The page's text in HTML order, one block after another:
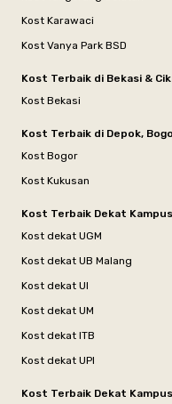
Kost Karawaci
Kost Vanya Park BSD
Kost Terbaik di Bekasi &
Kost Bekasi
Kost Terbaik di Depok,
Kost Bogor
Kost Kukusan
Kost Terbaik Dekat
Kost dekat UGM
Kost dekat UB Malang
Kost dekat UI
Kost dekat UM
Kost dekat ITB
Kost dekat UPI
Kost Terbaik Dekat